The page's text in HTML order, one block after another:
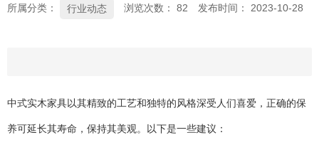
所属分类： 行业动态 浏览次数： 82 发布时间： 2023-10-28
中式实木家具以其精致的工艺和独特的风格深受人们喜爱，正确的保
养可延长其寿命，保持其美观。以下是一些建议：